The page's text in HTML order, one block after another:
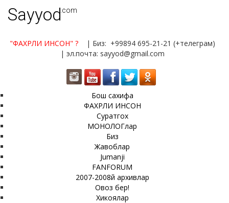
Sayyod.com
"ФАХРЛИ ИНСОН" ?
| Биз: +99894 695-21-21 (+телеграм)
| эл.почта: sayyod@gmail.com
Бош сахифа
ФАХРЛИ ИНСОН
Суратгох
МОНОЛОГлар
Биз
Жавоблар
Jumanji
FANFORUM
2007-2008й архивлар
Овоз бер!
Хикоялар